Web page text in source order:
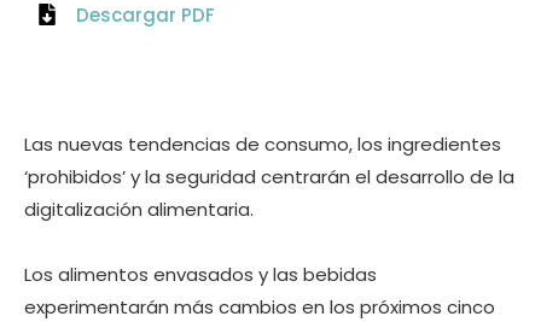
Las nuevas tendencias de consumo, los ingredientes
‘prohibidos’ y la seguridad centrarán el desarrollo de la
digitalización alimentaria.
Los alimentos envasados y las bebidas
experimentarán más cambios en los próximos cinco
Descargar PDF